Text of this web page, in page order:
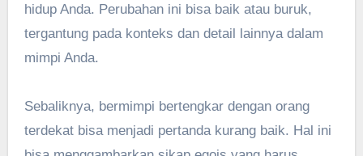
hidup Anda. Perubahan ini bisa baik atau buruk,
tergantung pada konteks dan detail lainnya dalam
mimpi Anda.
Sebaliknya, bermimpi bertengkar dengan orang
terdekat bisa menjadi pertanda kurang baik. Hal ini